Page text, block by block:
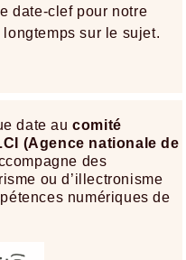
date-clef pour notre
sur le sujet.
date aucomité
(Agence nationale de
des
ou d’illectronisme
numériques de